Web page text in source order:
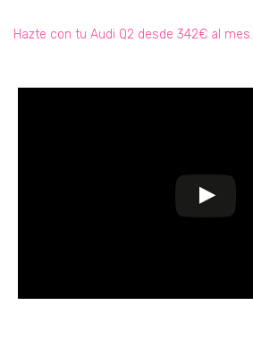
Hazte con tu Audi Q2 desde 342€ al mes.